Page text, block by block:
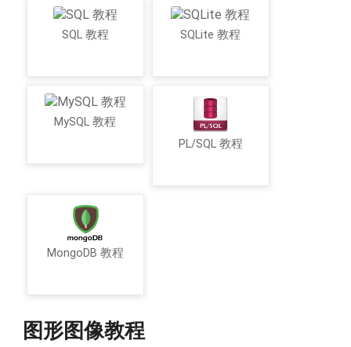
SQL 教程 SQLite 教程
MySQL 教程
PL/SQL 教程
MongoDB 教程
图形图像教程